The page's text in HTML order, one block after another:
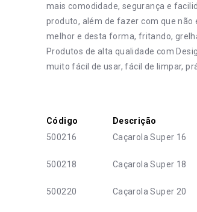
mais comodidade, segurança e
produto, além de fazer com que
melhor e desta forma, fritando,
Produtos de alta qualidade com
muito fácil de usar, fácil de limpar,
Código
500216
500218
500220
Descrição
Caçarola Super 16
Caçarola Super 18
Caçarola Super 20